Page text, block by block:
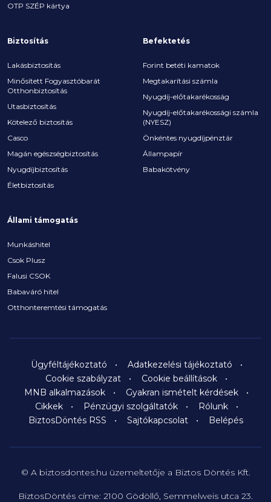
OTP SZÉP kártya
Biztosítás
Lakásbiztosítás
Minősített Fogyasztóbarát
Otthonbiztosítás
Utasbiztosítás
Kötelező biztosítás
Casco
Magán egészségbiztosítás
Nyugdíjbiztosítás
Életbiztosítás
Befektetés
Forint betéti kamatok
Megtakarítási számla
Nyugdíj-előtakarékosság
Nyugdíj-előtakarékossági számla
(NYESZ)
Önkéntes nyugdíjpénztár
Állampapír
Babakötvény
Állami támogatás
Munkáshitel
Csok Plusz
Falusi CSOK
Babaváró hitel
Otthonteremtési támogatás
Ügyféltájékoztató
Adatkezelési tájékoztató
Cookie szabályzat
Cookie beállítások
MNB alkalmazások
Gyakran ismételt kérdések
Cikkek
Pénzügyi szolgáltatók
Rólunk
BiztosDöntés RSS
Sajtókapcsolat Belépés
© A biztosdontes.hu üzemeltetője a Biztos Döntés Kft.
BiztosDöntés címe: 2100 Gödöllő, Semmelweis utca 23.